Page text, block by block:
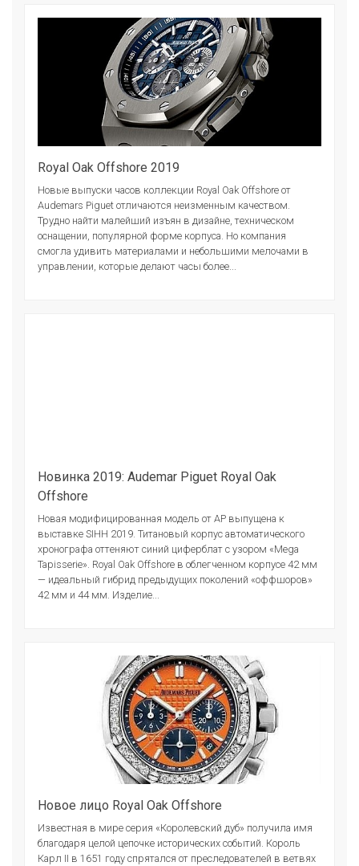
Royal Oak Offshore 2019
Новые выпуски часов коллекции Royal Oak Offshore от
Audemars Piguet отличаются неизменным качеством.
Трудно найти малейший изъян в дизайне, техническом
оснащении, популярной форме корпуса. Но компания
смогла удивить материалами и небольшими мелочами в
управлении, которые делают часы более...
Новинка 2019: Audemar Piguet Royal Oak
Offshore
Новая модифицированная модель от АР выпущена к
выставке SIHH 2019. Титановый корпус автоматического
хронографа оттеняют синий циферблат с узором «Mega
Tapisserie». Royal Oak Offshore в облегченном корпусе 42 мм
— идеальный гибрид предыдущих поколений «оффшоров»
42 мм и 44 мм. Изделие...
Новое лицо Royal Oak Offshore
Известная в мире серия «Королевский дуб» получила имя
благодаря целой цепочке исторических событий. Король
Карл II в 1651 году спрятался от преследователей в ветвях